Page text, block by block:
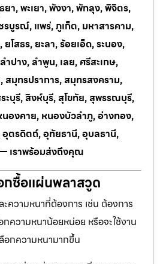
า, พะเยา, พังงา, พัทลุง, พิจิตร,
บูรณ์, แพร่, ภูเก็ต, มหาสารคาม,
โสธร, ยะลา, ร้อยเอ็ด, ระนอง,
ำปาง, ลำพูน, เลย, ศรีสะเกษ,
มุทรปราการ, สมุทรสงคราม,
ะบุรี, สิงห์บุรี, สุโขทัย, สุพรรณบุรี,
องคาย, หนองบัวลำภู, อ่างทอง,
ตรดิตถ์, อุทัยธานี, อุบลธานี,
เราพร้อมส่งถึงคุณ
กซื้อแผ่นพลาสวูด
ความหนาที่ต้องการ เช่น ต้องการ
กความหนาน้อยหน่อย หรือจะใช้งาน
อกความหนามากขึ้น